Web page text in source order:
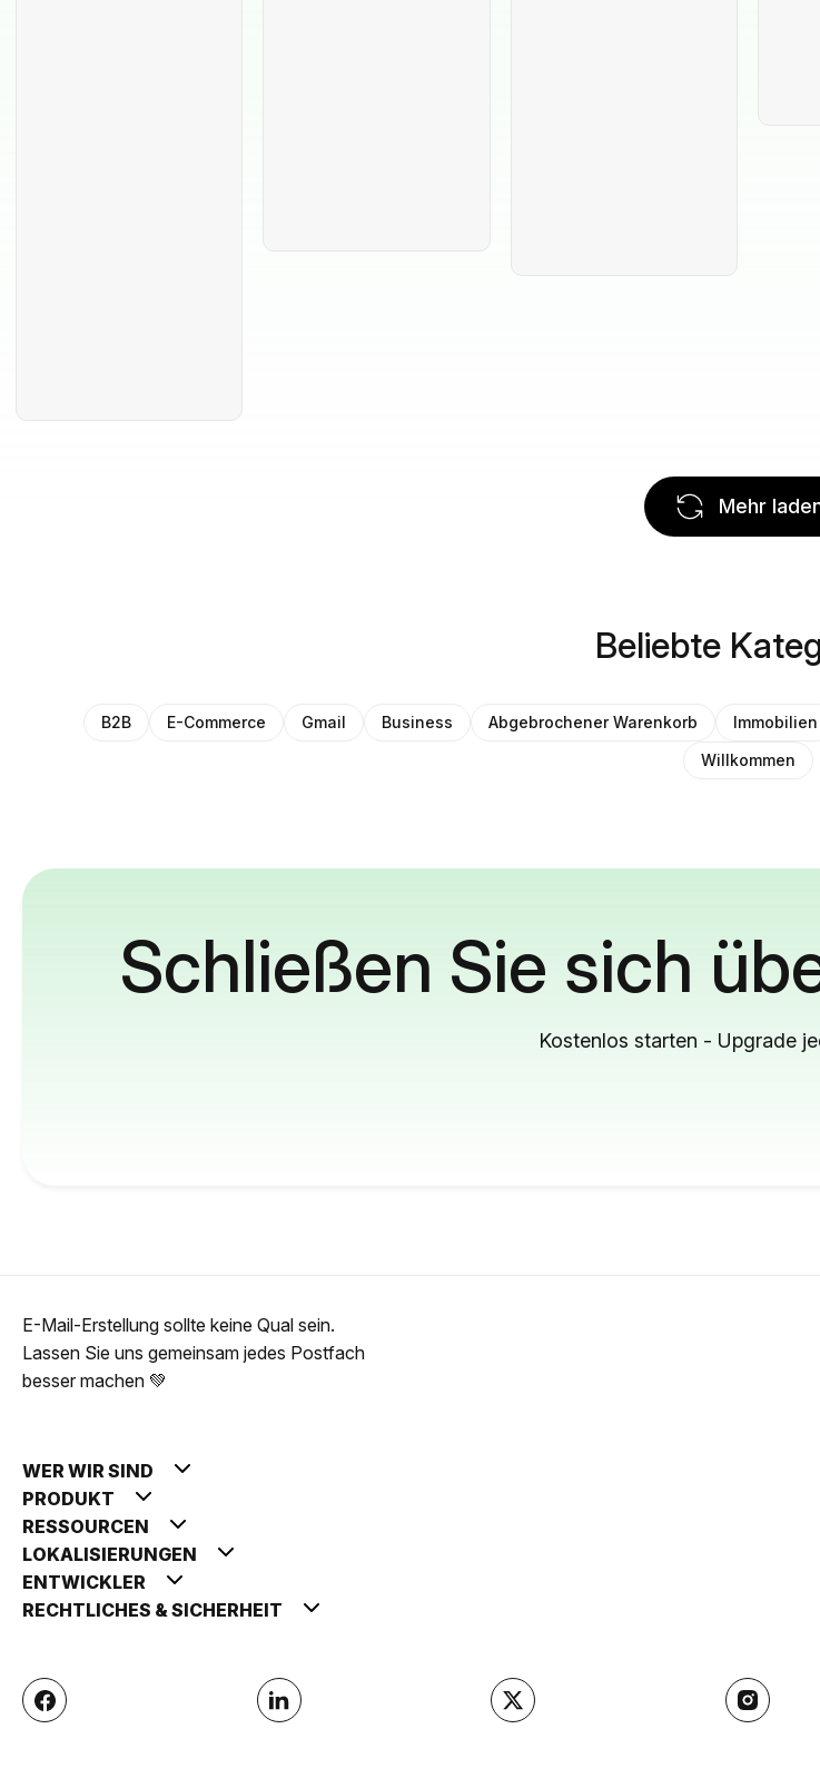
Mehr
Beliebte
B2B E-Commerce Gmail Business Abgebrochener Warenkorb Immobilien
Willkommen
Schließen Sie sich
Kostenlos starten - Upgrade
E-Mail-Erstellung sollte keine Qual sein.
Lassen Sie uns gemeinsam jedes Postfach
besser machen 💚
WER WIR SIND
PRODUKT
RESSOURCEN
LOKALISIERUNGEN
ENTWICKLER
RECHTLICHES & SICHERHEIT